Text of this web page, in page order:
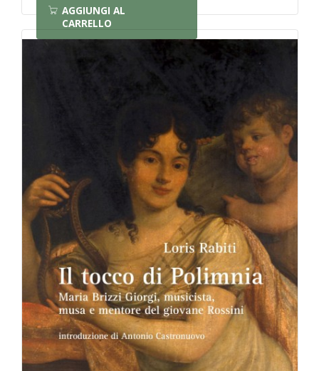
AGGIUNGI AL
CARRELLO